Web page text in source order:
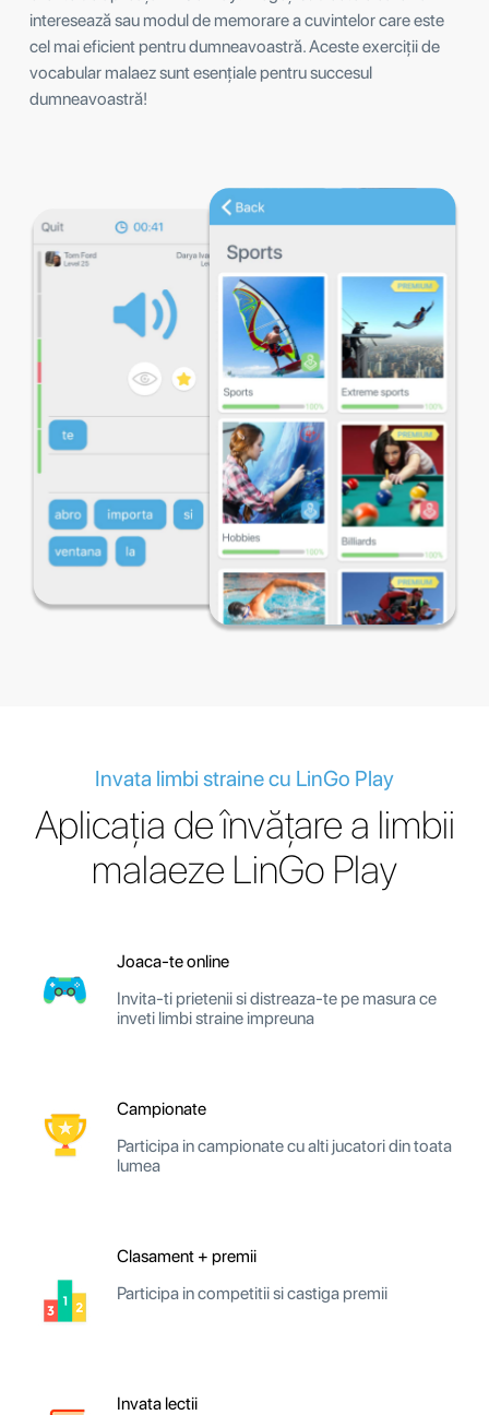
interesează sau modul de memorare a cuvintelor care este
cel mai eficient pentru dumneavoastră. Aceste exerciții de
vocabular malaez sunt esențiale pentru succesul
dumneavoastră!
Invata limbi straine cu LinGo Play
Aplicația de învățare a limbii
malaeze LinGo Play
Joaca-te online
Invita-ti prietenii si distreaza-te pe masura ce
inveti limbi straine impreuna
Campionate
Participa in campionate cu alti jucatori din toata
lumea
Clasament + premii
Participa in competitii si castiga premii
Invata lectii